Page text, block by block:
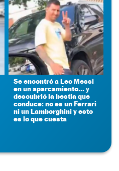
Se encontró a Leo Messi
en un aparcamiento... y
descubrió la bestia que
conduce: no es un Ferrari
ni un Lamborghini y esto
es lo que cuesta